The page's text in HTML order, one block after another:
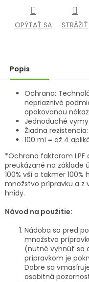
OPÝTAŤ SA STRÁŽIŤ
Popis
Ochrana:
nepriaznivé
opakovanou
Jednoduché
Žiadna
100 ml = až 4
*Ochrana faktorom
preukázané na základe
100% vší a takmer
množstvo prípravku a z
hnidy.
Návod na použitie:
Nádoba sa pred
množstvo
(nutné vyhnúť sa
prípravkom je
Dobre sa
osobitná